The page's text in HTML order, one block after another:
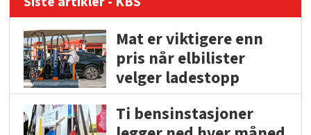
Mat er viktigere enn
pris når elbilister
velger ladestopp
Ti bensinstasjoner